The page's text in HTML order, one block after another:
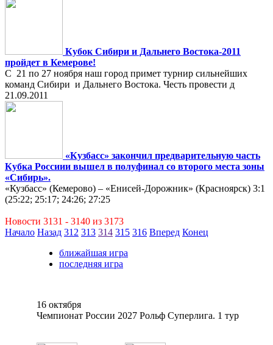
Кубок Сибири и Дальнего Востока-2011
пройдет в Кемерове!
С 21 по 27 ноября наш город примет турнир сильнейших
команд Сибири и Дальнего Востока. Честь провести д
21.09.2011
«Кузбасс» закончил предварительную часть
Кубка Россиии вышел в полуфинал со второго места зоны
«Сибирь».
«Кузбасс» (Кемерово) – «Енисей-Дорожник» (Красноярск) 3:1
(25:22; 25:17; 24:26; 27:25
Новости 3131 - 3140 из 3173
Начало Назад 312 313 314 315 316 Вперед Конец
ближайшая игра
последняя игра
16 октября
Чемпионат России 2027 Рольф Суперлига. 1 тур